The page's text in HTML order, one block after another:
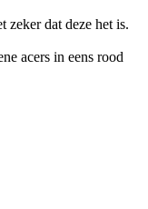
zeker dat deze het is.
acers in eens rood